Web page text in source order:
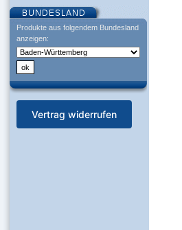
Produkte aus folgendem Bundesland
anzeigen:
Vertrag widerrufen